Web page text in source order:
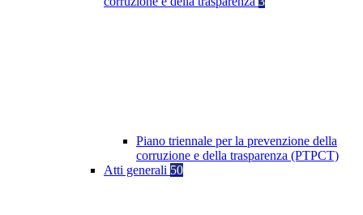
Piano triennale per la prevenzione della
corruzione e della trasparenza (PTPCT)
Atti generali 50